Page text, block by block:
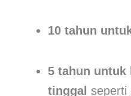
10 tahun
5 tahun untuk
tinggal seperti